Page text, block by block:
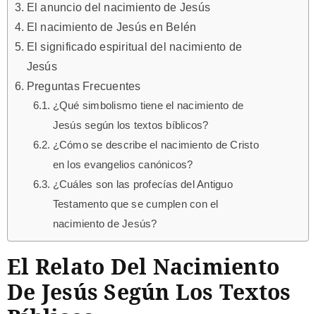
El anuncio del nacimiento de Jesús
El nacimiento de Jesús en Belén
El significado espiritual del nacimiento de
Jesús
Preguntas Frecuentes
¿Qué simbolismo tiene el nacimiento de
Jesús según los textos bíblicos?
¿Cómo se describe el nacimiento de Cristo
en los evangelios canónicos?
¿Cuáles son las profecías del Antiguo
Testamento que se cumplen con el
nacimiento de Jesús?
El Relato Del Nacimiento
De Jesús Según Los Textos